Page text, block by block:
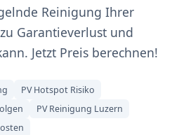
Reinigung Ihrer
Garantieverlust und
Jetzt Preis berechnen!
PV Hotspot Risiko
PV Reinigung Luzern